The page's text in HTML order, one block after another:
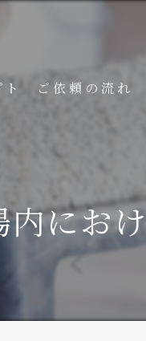
ご依頼の流れ
内にお